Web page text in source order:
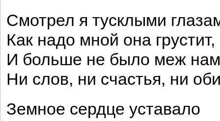
Смотрел я тусклыми
Как надо мной она грустит,
И больше не было меж
Ни слов, ни счастья, ни
Земное сердце уставало